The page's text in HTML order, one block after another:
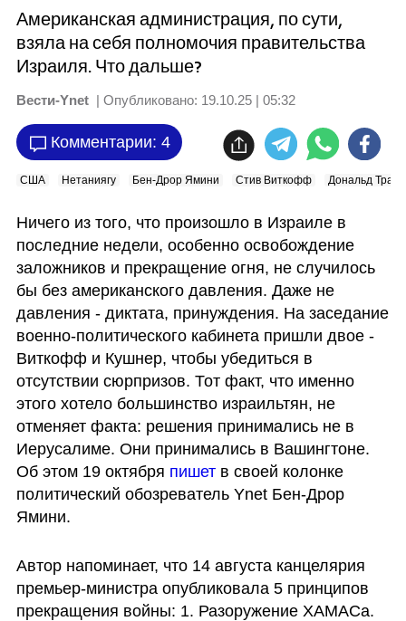
Американская администрация, по сути,
взяла на себя полномочия правительства
Израиля. Что дальше?
Вести-Ynet | Опубликовано: 19.10.25 | 05:32
Комментарии: 4
США Нетаниягу Бен-Дрор Ямини Стив Виткофф Дональд
Ничего из того, что произошло в Израиле в
последние недели, особенно освобождение
заложников и прекращение огня, не случилось
бы без американского давления. Даже не
давления - диктата, принуждения. На заседание
военно-политического кабинета пришли двое -
Виткофф и Кушнер, чтобы убедиться в
отсутствии сюрпризов. Тот факт, что именно
этого хотело большинство израильтян, не
отменяет факта: решения принимались не в
Иерусалиме. Они принимались в Вашингтоне.
Об этом 19 октября пишет в своей колонке
политический обозреватель Ynet Бен-Дрор
Ямини.
Автор напоминает, что 14 августа канцелярия
премьер-министра опубликовала 5 принципов
прекращения войны: 1. Разоружение ХАМАСа.